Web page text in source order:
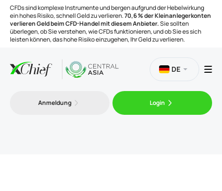
CFDs sind komplexe Instrumente und bergen aufgrund der Hebelwirkung
ein hohes Risiko, schnell Geld zu verlieren.70,6 % der Kleinanlegerkonten
verlieren Geld beim CFD-Handel mit diesem Anbieter.Sie sollten
überlegen, ob Sie verstehen, wie CFDs funktionieren, und ob Sie es sich
leisten können, das hohe Risiko einzugehen, Ihr Geld zu verlieren.
DE
Anmeldung Login